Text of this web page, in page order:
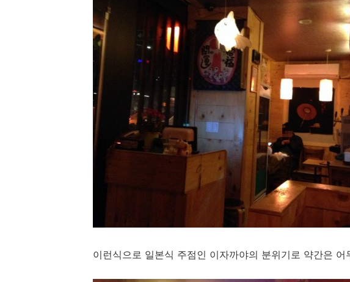
이런식으로 일본식 주점인 이자까야의 분위기로 약간은 어